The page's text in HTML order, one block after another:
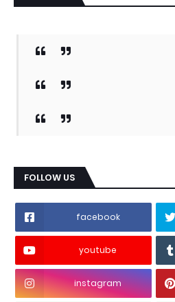
FOLLOW US
facebook
youtube
instagram